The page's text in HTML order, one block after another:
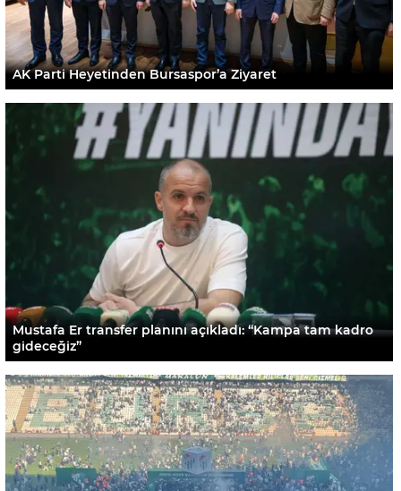
AK Parti Heyetinden Bursaspor’a Ziyaret
Mustafa Er transfer planını açıkladı: “Kampa tam kadro
gideceğiz”